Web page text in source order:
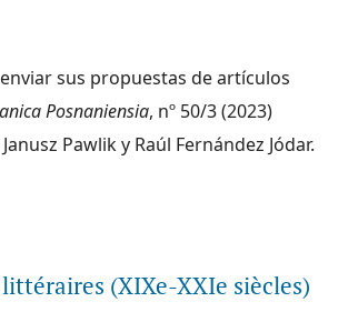
sus propuestas de artículos
Posnaniensia, nº 50/3 (2023)
Pawlik y Raúl Fernández Jódar.
(XIXe-XXIe siècles)